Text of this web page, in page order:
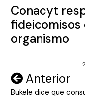
Conacyt
fideicomisos
organismo
Navegación
Anterior
Bukele dice que